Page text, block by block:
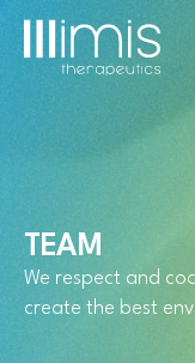
TEAM
We respect and
create the best